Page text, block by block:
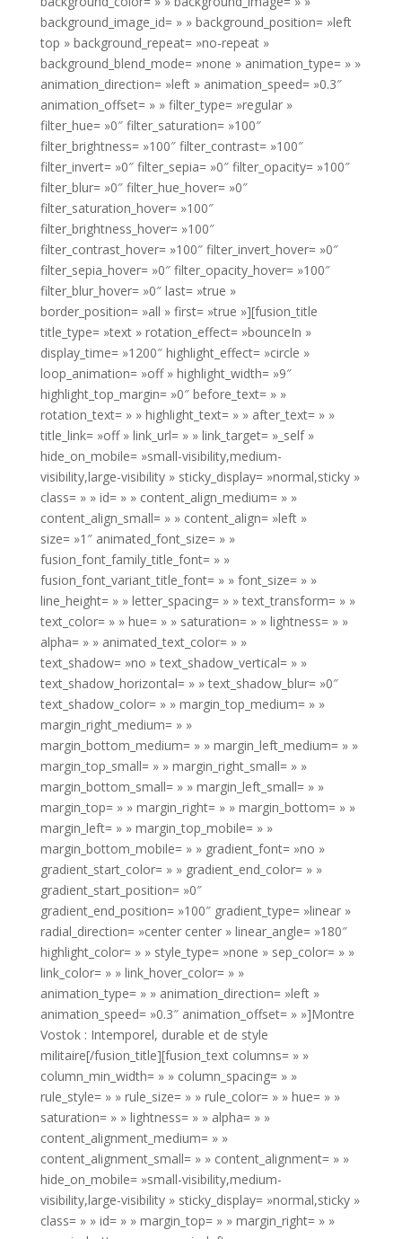
background_image_id= » » background_position= »left
top » background_repeat= »no-repeat »
background_blend_mode= »none » animation_type= » »
animation_direction= »left » animation_speed= »0.3″
animation_offset= » » filter_type= »regular »
filter_hue= »0″ filter_saturation= »100″
filter_brightness= »100″ filter_contrast= »100″
filter_invert= »0″ filter_sepia= »0″ filter_opacity= »100″
filter_blur= »0″ filter_hue_hover= »0″
filter_saturation_hover= »100″
filter_brightness_hover= »100″
filter_contrast_hover= »100″ filter_invert_hover= »0″
filter_sepia_hover= »0″ filter_opacity_hover= »100″
filter_blur_hover= »0″ last= »true »
border_position= »all » first= »true »][fusion_title
title_type= »text » rotation_effect= »bounceIn »
display_time= »1200″ highlight_effect= »circle »
loop_animation= »off » highlight_width= »9″
highlight_top_margin= »0″ before_text= » »
rotation_text= » » highlight_text= » » after_text= » »
title_link= »off » link_url= » » link_target= »_self »
hide_on_mobile= »small-visibility,medium-
visibility,large-visibility » sticky_display= »normal,sticky »
class= » » id= » » content_align_medium= » »
content_align_small= » » content_align= »left »
size= »1″ animated_font_size= » »
fusion_font_family_title_font= » »
fusion_font_variant_title_font= » » font_size= » »
line_height= » » letter_spacing= » » text_transform= » »
text_color= » » hue= » » saturation= » » lightness= » »
alpha= » » animated_text_color= » »
text_shadow= »no » text_shadow_vertical= » »
text_shadow_horizontal= » » text_shadow_blur= »0″
text_shadow_color= » » margin_top_medium= » »
margin_right_medium= » »
margin_bottom_medium= » » margin_left_medium= » »
margin_top_small= » » margin_right_small= » »
margin_bottom_small= » » margin_left_small= » »
margin_top= » » margin_right= » » margin_bottom= » »
margin_left= » » margin_top_mobile= » »
margin_bottom_mobile= » » gradient_font= »no »
gradient_start_color= » » gradient_end_color= » »
gradient_start_position= »0″
gradient_end_position= »100″ gradient_type= »linear »
radial_direction= »center center » linear_angle= »180″
highlight_color= » » style_type= »none » sep_color= » »
link_color= » » link_hover_color= » »
animation_type= » » animation_direction= »left »
animation_speed= »0.3″ animation_offset= » »]Montre
Vostok : Intemporel, durable et de style
militaire[/fusion_title][fusion_text columns= » »
column_min_width= » » column_spacing= » »
rule_style= » » rule_size= » » rule_color= » » hue= » »
saturation= » » lightness= » » alpha= » »
content_alignment_medium= » »
content_alignment_small= » » content_alignment= » »
hide_on_mobile= »small-visibility,medium-
visibility,large-visibility » sticky_display= »normal,sticky »
class= » » id= » » margin_top= » » margin_right= » »